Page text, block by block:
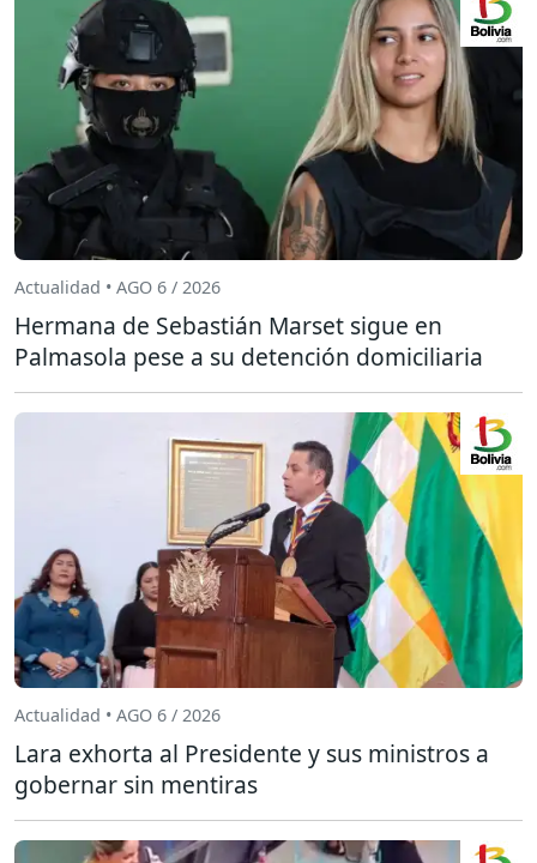
Actualidad • AGO 6 / 2026
Hermana de Sebastián Marset sigue en
Palmasola pese a su detención domiciliaria
Actualidad • AGO 6 / 2026
Lara exhorta al Presidente y sus ministros a
gobernar sin mentiras